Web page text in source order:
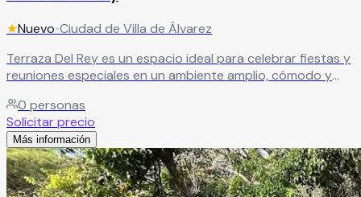
★Nuevo•Ciudad de Villa de Álvarez
Terraza Del Rey es un espacio ideal para celebrar fiestas y
reuniones especiales en un ambiente amplio, cómodo y
bautizos, confirmaciones, primeras comuniones, piñatas,
baby showers, cumpleaños y reuniones familiares,
ofreciendo un entorno agradable para disfrutar momentos
inolvidables junto a familiares y amigos.Leer más
0 personas
Solicitar precio
Más información